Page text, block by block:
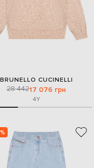
BRUNELLO CUCINELLI
28 44217 076 грн
4Y